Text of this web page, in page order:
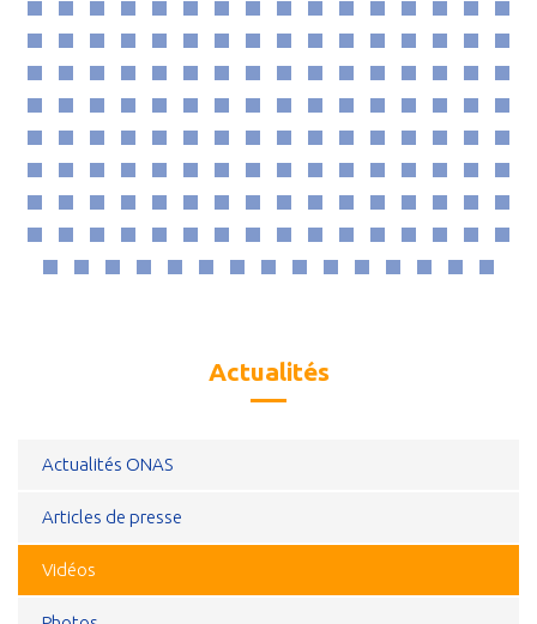
Actualités
Actualités ONAS
Articles de presse
Vidéos